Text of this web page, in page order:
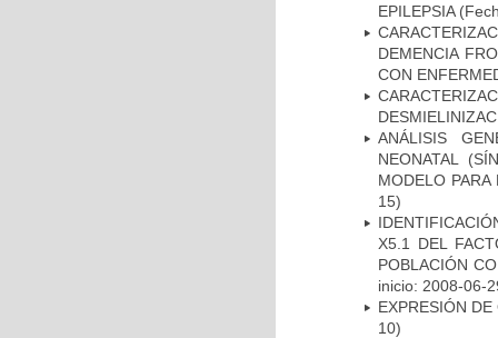
EPILEPSIA
DEMENCIA
CON
ANÁLISIS
NEONATAL
MODELO
15)
X5.1 DEL
POBLACIÓN
inicio: 2008-06-
EXPRESIÓN
10)